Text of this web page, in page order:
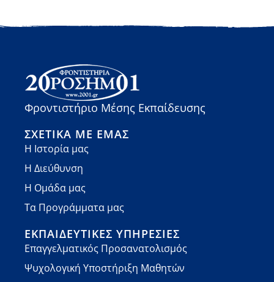
Φροντιστήριο Μέσης Εκπαίδευσης
ΣΧΕΤΙΚΆ ΜΕ ΕΜΆΣ
Η Ιστορία μας
Η Διεύθυνση
Η Ομάδα μας
Τα Προγράμματα μας
ΕΚΠΑΙΔΕΥΤΙΚΈΣ ΥΠΗΡΕΣΊΕΣ
Επαγγελματικός Προσανατολισμός
Ψυχολογική Υποστήριξη Μαθητών